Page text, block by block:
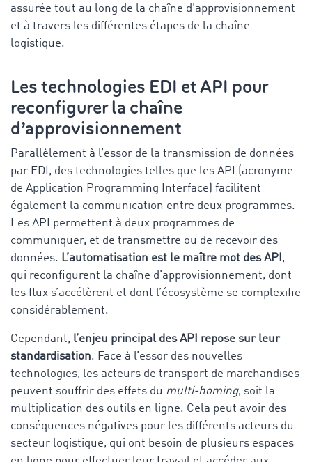
assurée tout au long de la chaîne d’approvisionnement
et à travers les différentes étapes de la chaîne
logistique.
Les technologies EDI et API pour
reconfigurer la chaîne
d’approvisionnement
Parallèlement à l’essor de la transmission de données
par EDI, des technologies telles que les API (acronyme
de Application Programming Interface) facilitent
également la communication entre deux programmes.
Les API permettent à deux programmes de
communiquer, et de transmettre ou de recevoir des
données. L’automatisation est le maître mot des API ,
qui reconfigurent la chaîne d’approvisionnement, dont
les flux s’accélèrent et dont l’écosystème se complexifie
considérablement.
Cependant, l’enjeu principal des API repose sur leur
standardisation. Face à l’essor des nouvelles
technologies, les acteurs de transport de marchandises
peuvent souffrir des effets du multi-homing, soit la
multiplication des outils en ligne. Cela peut avoir des
conséquences négatives pour les différents acteurs du
secteur logistique, qui ont besoin de plusieurs espaces